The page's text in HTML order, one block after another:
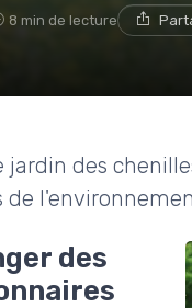
8 min de lecture
des
de
des